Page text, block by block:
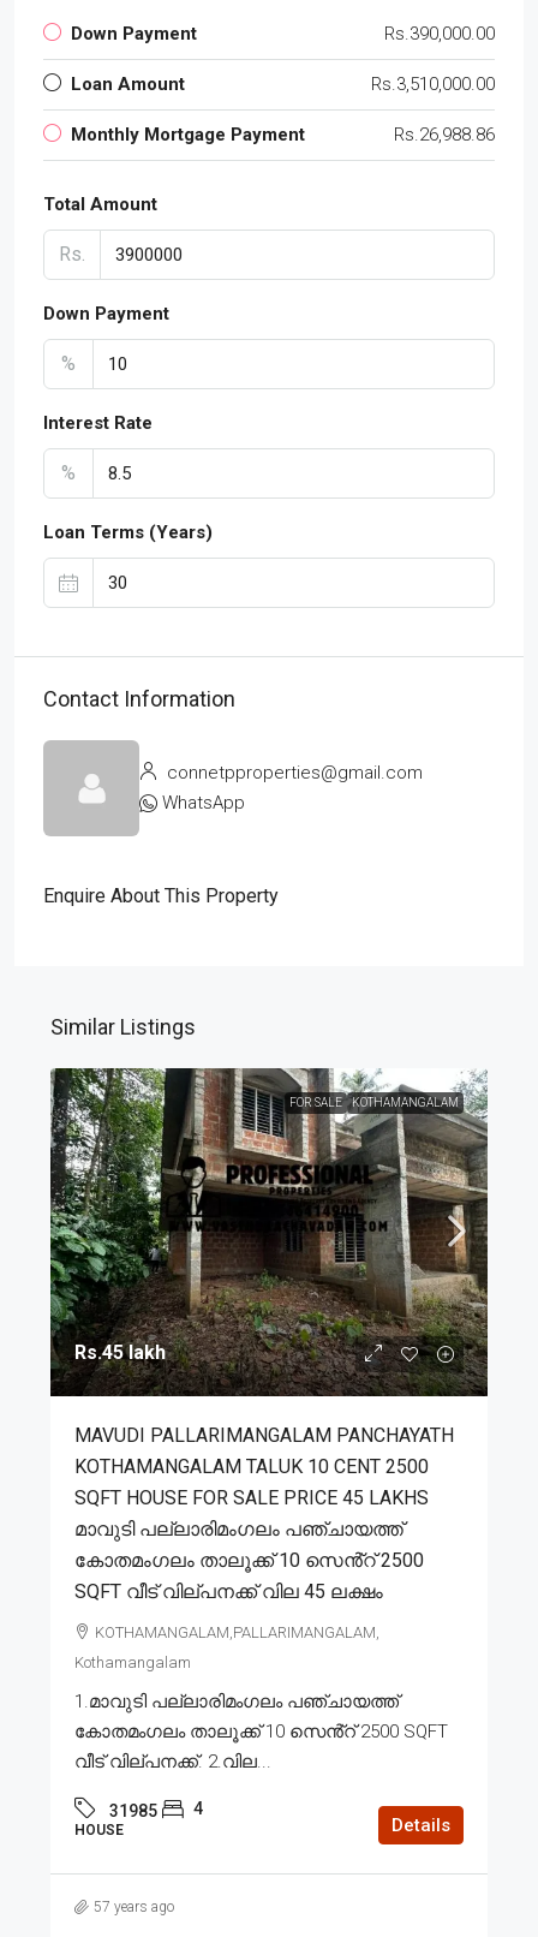
Down Payment Rs.390,000.00
Loan Amount Rs.3,510,000.00
Monthly Mortgage Payment Rs.26,988.86
Total Amount
Rs.
Down Payment
%
Interest Rate
%
Loan Terms (Years)
Contact Information
connetpproperties@gmail.com
WhatsApp
Enquire About This Property
Similar Listings
FOR SALE KOTHAMANGALAM
Rs.45 lakh
MAVUDI PALLARIMANGALAM PANCHAYATH
KOTHAMANGALAM TALUK 10 CENT 2500
SQFT HOUSE FOR SALE PRICE 45 LAKHS
മാവുടി പല്ലാരിമംഗലം പഞ്ചായത്ത്
കോതമംഗലം താലൂക്ക് 10 സെൻ്റ് 2500
SQFT വീട് വില്പനക്ക് വില 45 ലക്ഷം
KOTHAMANGALAM,PALLARIMANGALAM,
Kothamangalam
1.മാവുടി പല്ലാരിമംഗലം പഞ്ചായത്ത്
കോതമംഗലം താലൂക്ക് 10 സെൻ്റ് 2500 SQFT
വീട് വില്പനക്ക്. 2.വില...
31985 4
HOUSE Details
57 years ago